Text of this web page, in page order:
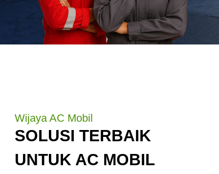
Wijaya AC Mobil
SOLUSI TERBAIK
UNTUK AC MOBIL